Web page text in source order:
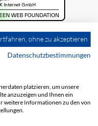
AGB
ohne zu akzeptieren
Datenschutzbestimmungen
platzieren, um unsere
anzuzeigen und Ihnen ein
weitere Informationen zu den von